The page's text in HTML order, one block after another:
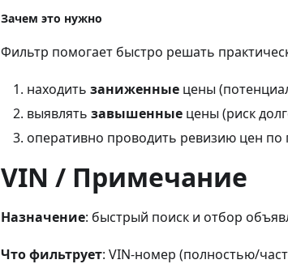
Зачем это нужно
Фильтр помогает быстро решать
находить заниженные цены
выявлять завышенные цены (риск
оперативно проводить ревизию цен
VIN / Примечание
Назначение: быстрый поиск и отбор
Что фильтрует: VIN-номер (полностью/